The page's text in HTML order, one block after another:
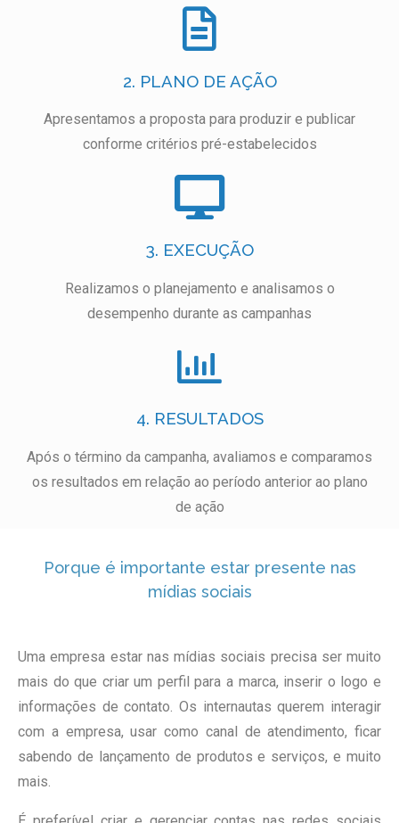
2. PLANO DE AÇÃO
Apresentamos a proposta para produzir e publicar
conforme critérios pré-estabelecidos
3. EXECUÇÃO
Realizamos o planejamento e analisamos o
desempenho durante as campanhas
4. RESULTADOS
Após o término da campanha, avaliamos e comparamos
os resultados em relação ao período anterior ao plano
de ação
Porque é importante estar presente nas
mídias sociais
Uma empresa estar nas mídias sociais precisa ser muito
mais do que criar um perfil para a marca, inserir o logo e
informações de contato. Os internautas querem interagir
com a empresa, usar como canal de atendimento, ficar
sabendo de lançamento de produtos e serviços, e muito
mais.